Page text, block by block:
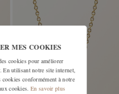
MES COOKIES
cookies pour améliorer
En utilisant notre site internet,
cookies conformément à notre
cookies. En savoir plus